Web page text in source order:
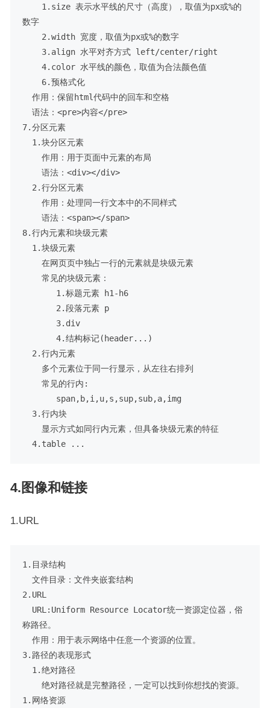
1.size 表示水平线的尺寸（高度），取值为px或%的
数字
2.width 宽度，取值为px或%的数字
3.align 水平对齐方式 left/center/right
4.color 水平线的颜色，取值为合法颜色值
6.预格式化
作用：保留html代码中的回车和空格
语法：<pre>内容</pre>
7.分区元素
1.块分区元素
作用：用于页面中元素的布局
语法：<div></div>
2.行分区元素
作用：处理同一行文本中的不同样式
语法：<span></span>
8.行内元素和块级元素
1.块级元素
在网页页中独占一行的元素就是块级元素
常见的块级元素：
1.标题元素 h1-h6
2.段落元素 p
3.div
4.结构标记(header...)
2.行内元素
多个元素位于同一行显示，从左往右排列
常见的行内:
span,b,i,u,s,sup,sub,a,img
3.行内块
显示方式如同行内元素，但具备块级元素的特征
4.图像和链接
1.URL
1.目录结构
文件目录：文件夹嵌套结构
2.URL
URL:Uniform Resource Locator统一资源定位器，俗
称路径。
作用：用于表示网络中任意一个资源的位置。
3.路径的表现形式
1.绝对路径
绝对路径就是完整路径，一定可以找到你想找的资源。
1.网络资源